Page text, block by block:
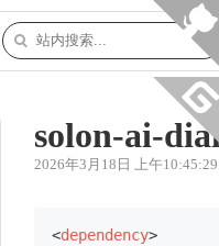
solon-ai-
2026年3月18日 上午10:45:29
<dependency>